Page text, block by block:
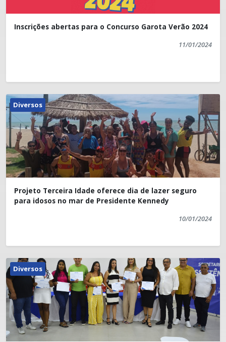
Inscrições abertas para o Concurso Garota Verão 2024
11/01/2024
Diversos
Projeto Terceira Idade oferece dia de lazer seguro
para idosos no mar de Presidente Kennedy
10/01/2024
Diversos